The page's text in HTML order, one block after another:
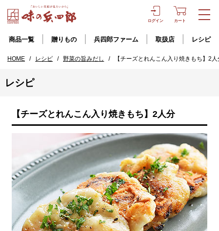
ログイン カート
商品一覧 贈りもの 兵四郎ファーム 取扱店 レシピ
HOME / レシピ / 野菜の旨みだし / 【チーズとれんこん入り焼きもち】2人
レシピ
【チーズとれんこん入り焼きもち】2人分